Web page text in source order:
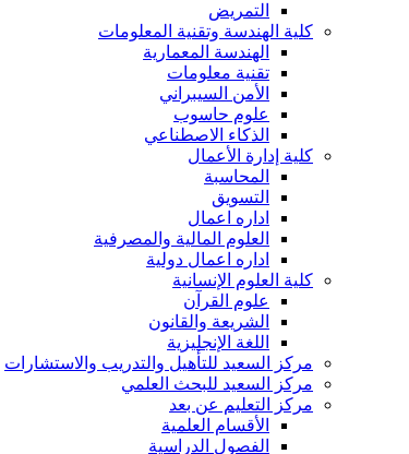
التمريض
كلية الهندسة وتقنية المعلومات
الهندسة المعمارية
تقنية معلومات
الأمن السيبراني
علوم حاسوب
الذكاء الاصطناعي
كلية إدارة الأعمال
المحاسبة
التسويق
اداره اعمال
العلوم المالية والمصرفية
اداره اعمال دولية
كلية العلوم الإنسانية
علوم القرآن
الشريعة والقانون
اللغة الإنجليزية
مركز السعيد للتأهيل والتدريب والاستشارات
مركز السعيد للبحث العلمي
مركز التعليم عن بعد
الأقسام العلمية
الفصول الدراسية